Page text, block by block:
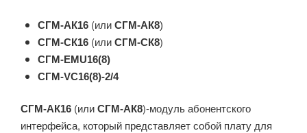
СГМ-АК16 (или СГМ-АК8)
СГМ-СК16 (или СГМ-СК8)
СГМ-EMU16(8)
СГМ-VC16(8)-2/4
СГМ-АК16 (или СГМ-АК8)-модуль абонентского
интерфейса, который представляет собой плату для